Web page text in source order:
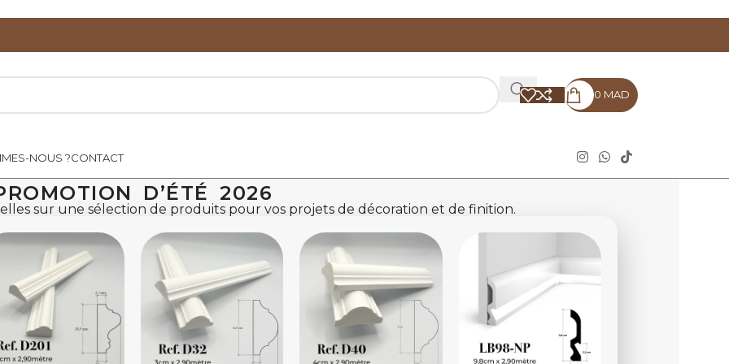
0 MAD
NOUS ?CONTACT
D’ÉTÉ 2026
sur une sélection de produits pour vos projets de décoration et de finition.